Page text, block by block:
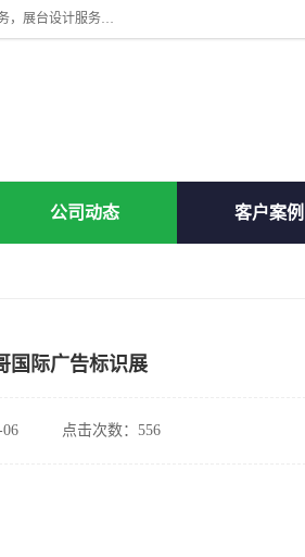
广州中际展览策划有限公司成立于2005年，注册地位于广州市番禺区洛浦街。经营范围包括会议及展览服务，大型活动组织策划服务，展台设计服务，广告业等；主要从事国外广告、标识、印花、LED、照明、光电、灯光、音响、视听、电子展览会等，展位预定-展品运输-签证-行程安排-补贴一站式服务。
公司动态 客户案例
国际广告标识展
点击次数：556